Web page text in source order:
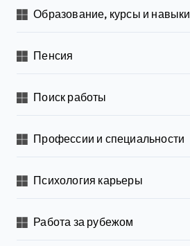
Образование, курсы и навыки
Пенсия
Поиск работы
Профессии и специальности
Психология карьеры
Работа за рубежом